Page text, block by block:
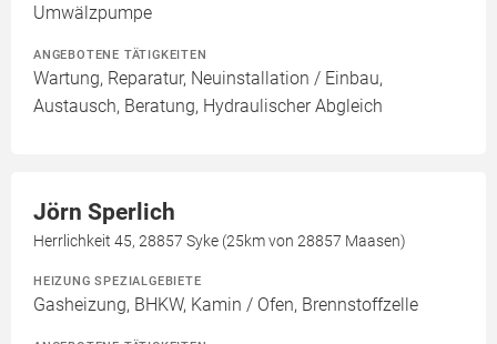
Umwälzpumpe
ANGEBOTENE TÄTIGKEITEN
Wartung, Reparatur, Neuinstallation / Einbau,
Austausch, Beratung, Hydraulischer Abgleich
Jörn Sperlich
Herrlichkeit 45, 28857 Syke (25km von 28857 Maasen)
HEIZUNG SPEZIALGEBIETE
Gasheizung, BHKW, Kamin / Ofen, Brennstoffzelle